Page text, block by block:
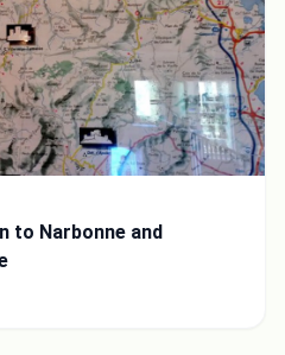
to Narbonne and